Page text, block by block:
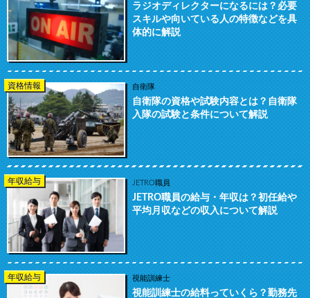
ラジオディレクターになるには？必要
スキルや向いている人の特徴などを具
体的に解説
資格情報 自衛隊
自衛隊の資格や試験内容とは？自衛隊
入隊の試験と条件について解説
年収給与 JETRO職員
JETRO職員の給与・年収は？初任給や
平均月収などの収入について解説
年収給与 視能訓練士
視能訓練士の給料っていくら？勤務先